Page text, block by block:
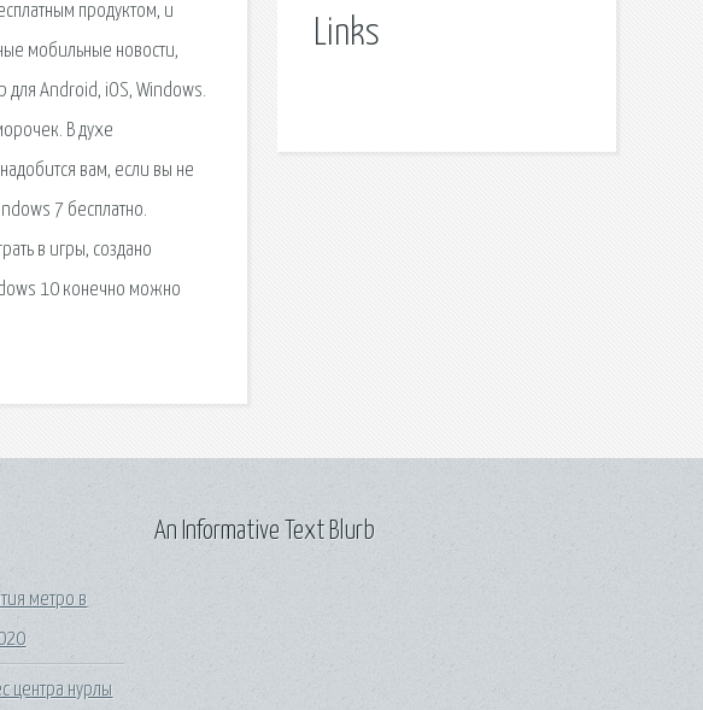
продуктом, и
мобильные новости,
Android, iOS, Windows.
В духе
вам, если вы не
7 бесплатно.
в игры, создано
10 конечно можно
Links
метро в
центра нурлы
An Informative Text Blurb